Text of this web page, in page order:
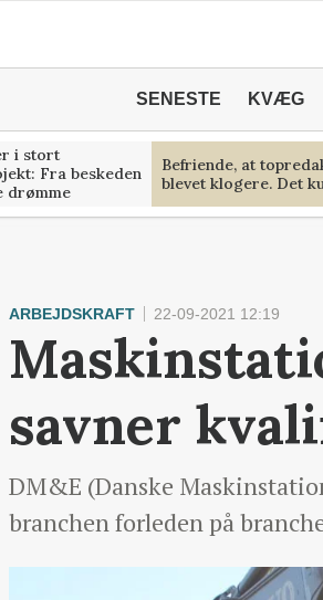
SENESTE KVÆG
i stort
Fra beskeden
drømme
Befriende, at
blevet klogere. Det
ARBEJDSKRAFT 22-09-2021 12:19
savner
DM&E (Danske
branchen forleden på